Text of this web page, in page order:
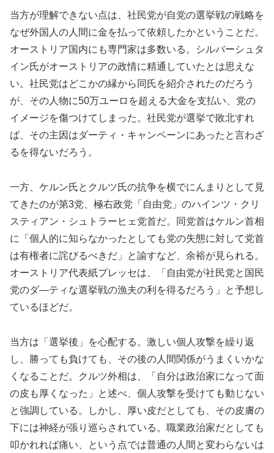
当方が理解できない点は、社民党が自党の選挙戦の戦略を
なぜ外国人の人間に金を払って依頼したかということだ。
オーストリア国内にも専門家は多数いる。シルバーシュタ
イン氏がオーストリアの政情に精通していたとは思えな
い。社民党はどこかの縁から同氏を紹介されたのだろう
が、その人物に50万ユーロを超える大金を支払い、党の
イメージを傷つけてしまった。社民党が選挙で敗北すれ
ば、その主因はダーティ・キャンペーンにあったと言わざ
るを得ないだろう。
一方、ケルン氏とクルツ氏の抗争を横でにんまりとして見
てきたのが第3党、極右政党「自由党」のハインツ・クリ
スティアン・シュトラーヒェ党首だ。同党首はケルン首相
に「個人的に知らなかったとしても党の失態に対して党首
は有権者に詫びるべきだ」と諭すなど、余裕が見られる。
オーストリア代表紙プレッセは、「自由党が社民党と国民
党のダ―ティな選挙戦の漁夫の利を得るだろう」と予想し
ているほどだ。
当方は「選挙後」を心配する。激しい個人攻撃を繰り返
し、勝っても負けても、その後の人間関係がうまくいかな
くなることだ。クルツ外相は、「自分は政治家になって面
の皮も厚くなった」と述べ、個人攻撃を受けても動じない
と強調している。しかし、厚い皮だとしても、その皮膚の
下には神経が張り巡らされている。職業政治家だとしても
叩かれれば痛い、という点では普通の人間と変わらないは